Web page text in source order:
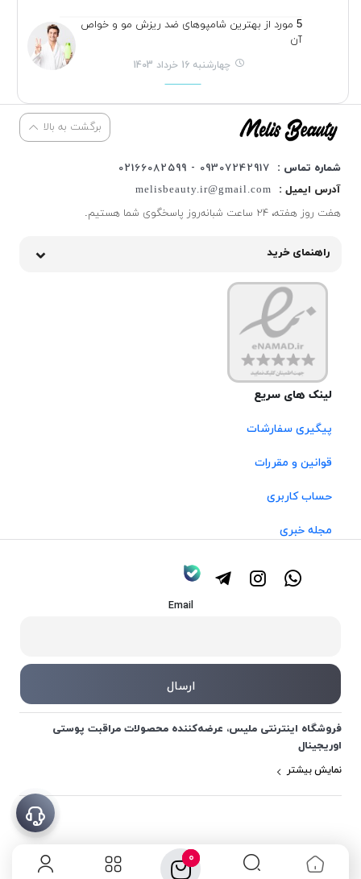
5 مورد از بهترین شامپوهای ضد ریزش مو و خواص
آن
چهارشنبه 16 خرداد 1403
0
برگشت به بالا
شماره تماس :
09307242917 - 02166082599
آدرس ایمیل :
melisbeauty.ir@gmail.com
هفت روز هفته، ۲۴ ساعت شبانه‌روز پاسخگوی شما هستیم.
راهنمای خرید
لینک های سریع
پیگیری سفارشات
قوانین و مقررات
حساب کاربری
مجله خبری
Email
فروشگاه اینترنتی ملیس، عرضه‌کننده محصولات مراقبت پوستی
اوریجینال
نمایش بیشتر